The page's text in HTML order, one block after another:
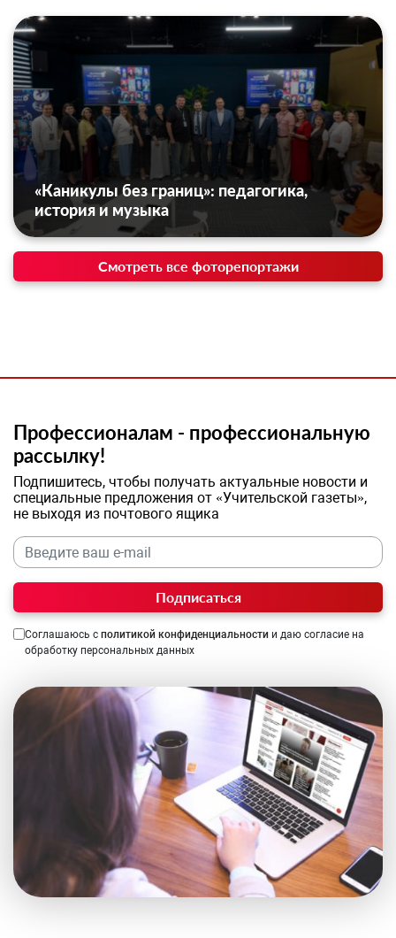
«Каникулы без границ»: педагогика,
история и музыка
Смотреть все фоторепортажи
Профессионалам - профессиональную
рассылку!
Подпишитесь, чтобы получать актуальные новости и
специальные предложения от «Учительской газеты»,
не выходя из почтового ящика
Подписаться
Соглашаюсь с политикой конфиденциальности и даю согласие на
обработку персональных данных